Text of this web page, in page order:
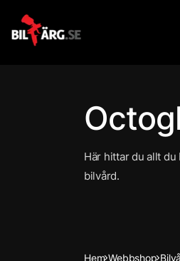
Här hittar du allt
bilvård.
Hem Webbshop